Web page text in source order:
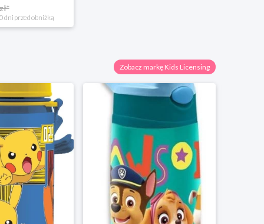
dni przed obniżką
Zobacz markę Kids Licensing